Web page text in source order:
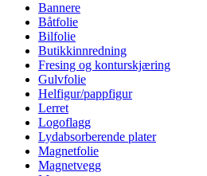
Bannere
Båtfolie
Bilfolie
Butikkinnredning
Fresing og konturskjæring
Gulvfolie
Helfigur/pappfigur
Lerret
Logoflagg
Lydabsorberende plater
Magnetfolie
Magnetvegg